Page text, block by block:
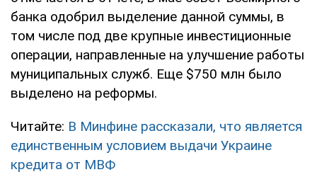
банка одобрил выделение данной суммы, в
том числе под две крупные инвестиционные
операции, направленные на улучшение работы
муниципальных служб. Еще $750 млн было
выделено на реформы.
Читайте: В Минфине рассказали, что является
единственным условием выдачи Украине
кредита от МВФ